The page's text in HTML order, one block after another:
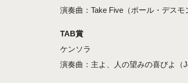
演奏曲：Take Five（ポール・デスモ
TAB賞
ケンソラ
演奏曲：主よ、人の望みの喜びよ（